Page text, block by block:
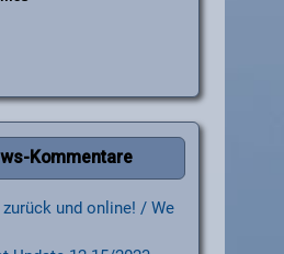
Kommentare
und online! / We